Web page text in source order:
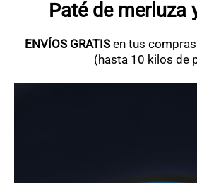
QUÉ HACER
ALOJAMIENTOS
Paté de merluza
ENVÍOS GRATISen tus
(hasta 10 kilos de